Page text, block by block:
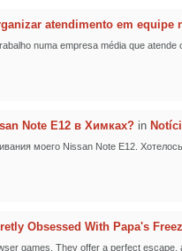
atendimento em equipe
numa empresa média que atende
Note E12 в Химках? in
моего Nissan Note E12.
Obsessed With Papa's
games. They offer a perfect escape,